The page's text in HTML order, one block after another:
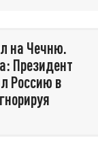
на Чечню.
Президент
Россию в